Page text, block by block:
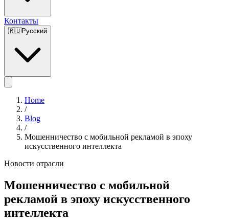
Контакты
🇷🇺Русский
Home
/
Blog
/
Мошенничество с мобильной рекламой в эпоху
искусственного интеллекта
Новости отрасли
Мошенничество с мобильной
рекламой в эпоху искусственного
интеллекта